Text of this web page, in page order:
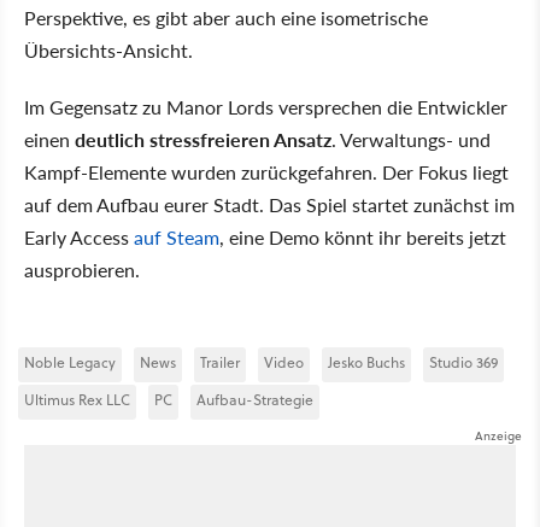
Perspektive, es gibt aber auch eine isometrische
Übersichts-Ansicht.
Im Gegensatz zu Manor Lords versprechen die Entwickler
einen deutlich stressfreieren Ansatz. Verwaltungs- und
Kampf-Elemente wurden zurückgefahren. Der Fokus liegt
auf dem Aufbau eurer Stadt. Das Spiel startet zunächst im
Early Accessauf Steam, eine Demo könnt ihr bereits jetzt
ausprobieren.
Noble Legacy News Trailer Video Jesko Buchs
Studio 369
Ultimus Rex LLC
PC Aufbau-Strategie